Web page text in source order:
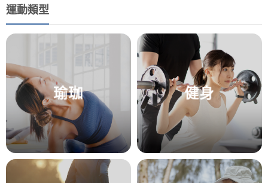
運動類型
瑜珈 健身